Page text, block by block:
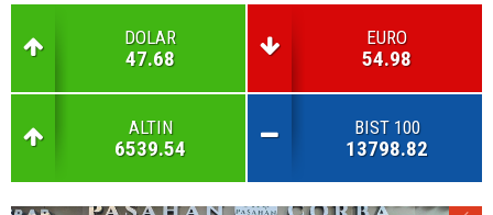
DOLAR
47.68
EURO
54.98
ALTIN
6539.54
BIST 100
13798.82